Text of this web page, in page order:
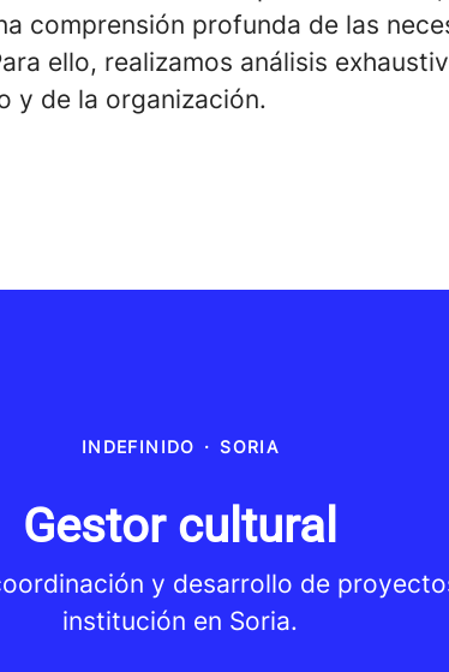
comprensión profunda de las
ello, realizamos análisis
y de la organización.
INDEFINIDO · SORIA
Gestor cultural
y desarrollo de
institución en Soria.